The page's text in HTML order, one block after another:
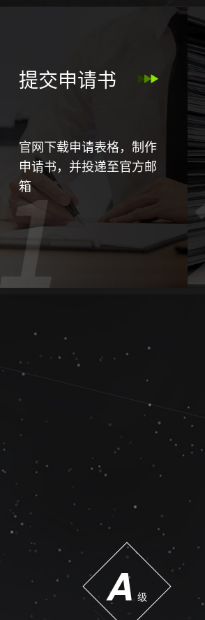
提交申请书
官网下载申请表格，制作
申请书，并投递至官方邮
箱
A 级